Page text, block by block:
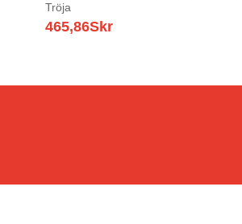
Tröja
465,86Skr